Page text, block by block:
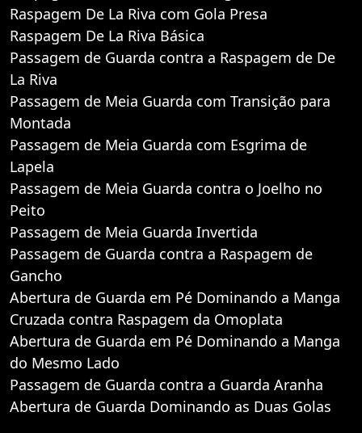
Raspagem De La Riva com Gola Presa
Raspagem De La Riva Básica
Passagem de Guarda contra a Raspagem de De
La Riva
Passagem de Meia Guarda com Transição para
Montada
Passagem de Meia Guarda com Esgrima de
Lapela
Passagem de Meia Guarda contra o Joelho no
Peito
Passagem de Meia Guarda Invertida
Passagem de Guarda contra a Raspagem de
Gancho
Abertura de Guarda em Pé Dominando a Manga
Cruzada contra Raspagem da Omoplata
Abertura de Guarda em Pé Dominando a Manga
do Mesmo Lado
Passagem de Guarda contra a Guarda Aranha
Abertura de Guarda Dominando as Duas Golas